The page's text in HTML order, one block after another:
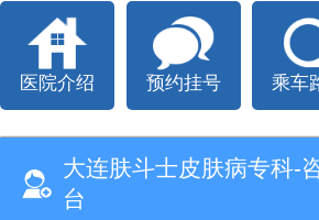
医院介绍 预约挂号 乘车
大连肤斗士皮肤病专科-
台